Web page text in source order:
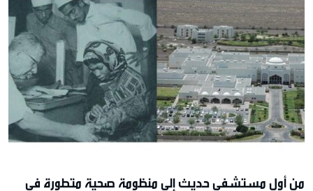
من أول مستشفى حديث إلى منظومة صحية متطورة في